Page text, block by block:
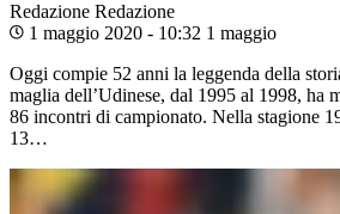
Redazione Redazione
1 maggio 2020 - 10:32 1 maggio
Oggi compie 52 anni la leggenda della
maglia dell’Udinese, dal 1995 al 1998, ha
86 incontri di campionato. Nella stagione
13…